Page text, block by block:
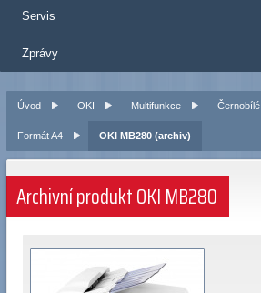
Servis
Zprávy
Úvod OKI Multifunkce Černobílé
Formát A4 OKI MB280 (archiv)
Archivní produkt OKI MB280